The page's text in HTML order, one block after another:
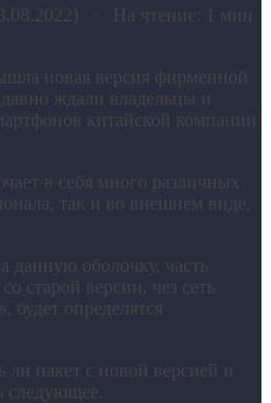
· На чтение: 1 мин
новая версия фирменной
давно ждали владельцы и
китайской компании
в себя много различных
так и во внешнем виде,
данную оболочку, часть
старой версии, чез сеть
будет определятся
ли пакет с новой версией и
следующее.